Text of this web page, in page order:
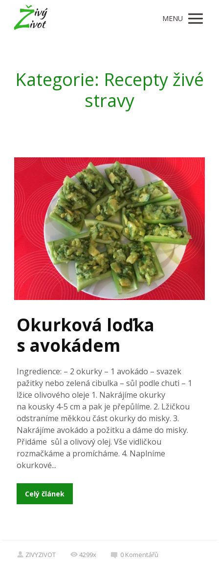
MENU
Kategorie: Recepty živé
stravy
Okurková loďka
s avokádem
Ingredience: – 2 okurky – 1 avokádo – svazek
pažitky nebo zelená cibulka – sůl podle chuti – 1
lžice olivového oleje 1. Nakrájíme okurky
na kousky 4-5 cm a pak je přepůlíme. 2. Lžičkou
odstraníme měkkou část okurky do misky. 3.
Nakrájíme avokádo a požitku a dáme do misky.
Přidáme sůl a olivový olej. Vše vidličkou
rozmačkáme a promícháme. 4. Naplníme
okurkové...
Celý článek
ZIVYZIVOT 4299x 0 Komentářů